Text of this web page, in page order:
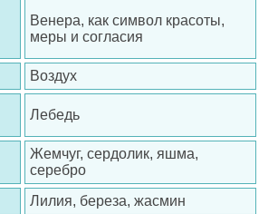
Венера, как символ красоты,
меры и согласия
Воздух
Лебедь
Жемчуг, сердолик, яшма,
серебро
Лилия, береза, жасмин